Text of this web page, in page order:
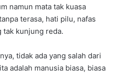
namun mata tak kuasa
terasa, hati pilu, nafas
tak kunjung reda.
tidak ada yang salah dari
adalah manusia biasa, biasa